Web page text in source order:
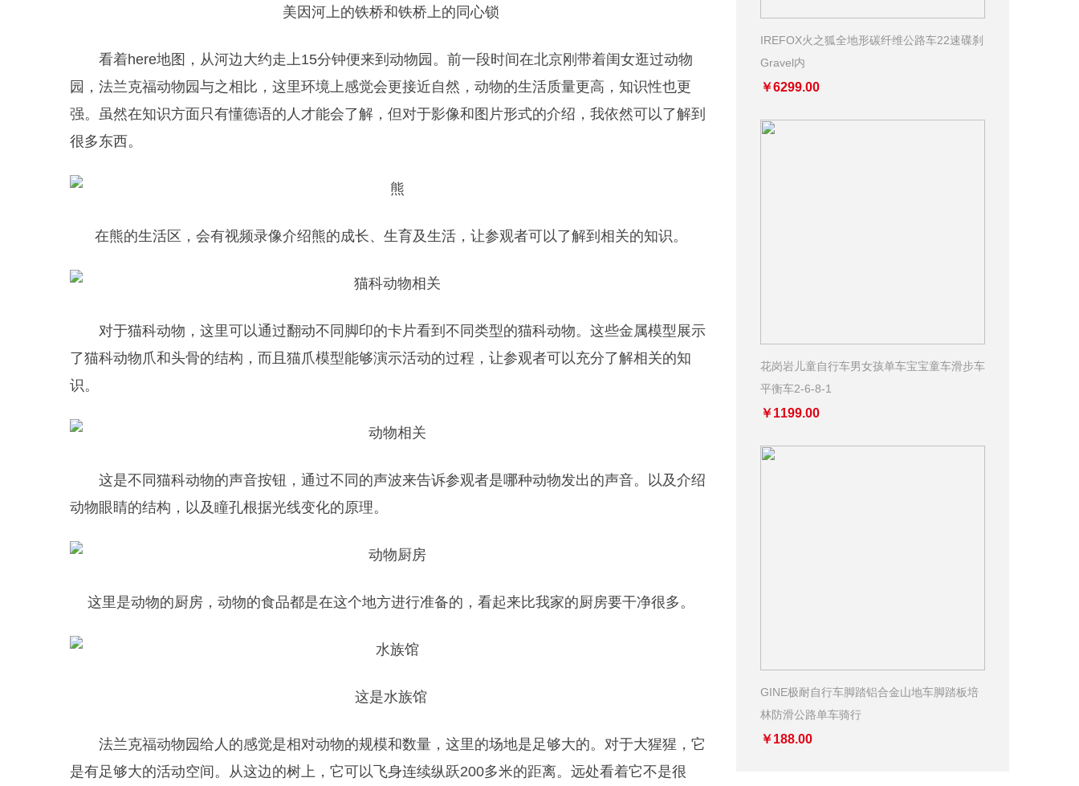
美因河上的铁桥和铁桥上的同心锁
看着here地图，从河边大约走上15分钟便来到动物园。前一段时间在北京刚带着闺女逛过动物
园，法兰克福动物园与之相比，这里环境上感觉会更接近自然，动物的生活质量更高，知识性也更
强。虽然在知识方面只有懂德语的人才能会了解，但对于影像和图片形式的介绍，我依然可以了解到
很多东西。
在熊的生活区，会有视频录像介绍熊的成长、生育及生活，让参观者可以了解到相关的知识。
对于猫科动物，这里可以通过翻动不同脚印的卡片看到不同类型的猫科动物。这些金属模型展示
了猫科动物爪和头骨的结构，而且猫爪模型能够演示活动的过程，让参观者可以充分了解相关的知
识。
这是不同猫科动物的声音按钮，通过不同的声波来告诉参观者是哪种动物发出的声音。以及介绍
动物眼睛的结构，以及瞳孔根据光线变化的原理。
这里是动物的厨房，动物的食品都是在这个地方进行准备的，看起来比我家的厨房要干净很多。
这是水族馆
法兰克福动物园给人的感觉是相对动物的规模和数量，这里的场地是足够大的。对于大猩猩，它
是有足够大的活动空间。从这边的树上，它可以飞身连续纵跃200多米的距离。远处看着它不是很
IREFOX火之狐全地形碳纤维公路车22速碟刹
Gravel内
￥6299.00
花岗岩儿童自行车男女孩单车宝宝童车滑步车
平衡车2-6-8-1
￥1199.00
GINE极耐自行车脚踏铝合金山地车脚踏板培
林防滑公路单车骑行
￥188.00